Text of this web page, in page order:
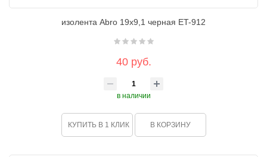
изолента Abro 19х9,1 черная ET-912
40 руб.
в наличии
КУПИТЬ В 1 КЛИК В КОРЗИНУ